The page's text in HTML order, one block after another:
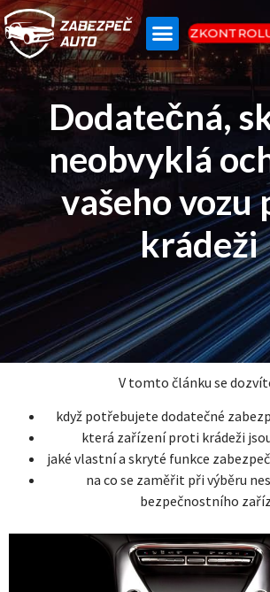
Dodatečná,
neobvyklá
vašeho vozu
krádeži
V tomto článku se
když potřebujete dodatečné
která zařízení proti krádeži
jaké vlastní a skryté funkce
na co se zaměřit při výběru
bezpečnostního